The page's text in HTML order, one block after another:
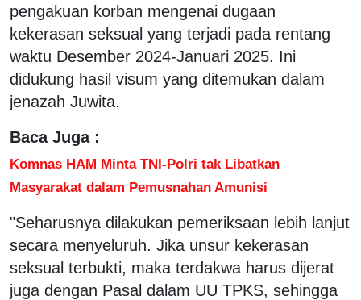
pengakuan korban mengenai dugaan
kekerasan seksual yang terjadi pada rentang
waktu Desember 2024-Januari 2025. Ini
didukung hasil visum yang ditemukan dalam
jenazah Juwita.
Baca Juga :
Komnas HAM Minta TNI-Polri tak Libatkan
Masyarakat dalam Pemusnahan Amunisi
"Seharusnya dilakukan pemeriksaan lebih lanjut
secara menyeluruh. Jika unsur kekerasan
seksual terbukti, maka terdakwa harus dijerat
juga dengan Pasal dalam UU TPKS, sehingga